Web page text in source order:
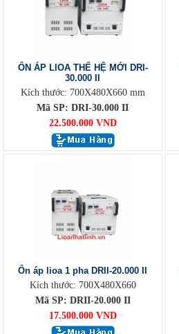
ỔN ÁP LIOA THẾ HỆ MỚI DRI-
30.000 II
Kích thước: 700X480X660 mm
Mã SP: DRI-30.000 II
22.500.000 VND
Ổn áp lioa 1 pha DRII-20.000 II
Kích thước: 700X480X660
Mã SP: DRII-20.000 II
17.500.000 VND